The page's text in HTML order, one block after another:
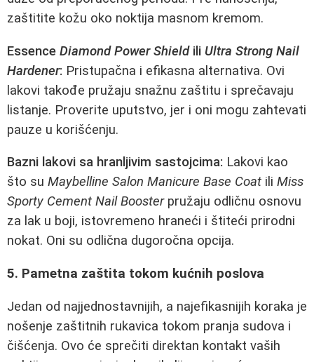
zaštitite kožu oko noktija masnom kremom.
Essence Diamond Power Shieldili Ultra Strong Nail
Hardener: Pristupačna i efikasna alternativa. Ovi
lakovi takođe pružaju snažnu zaštitu i sprečavaju
listanje. Proverite uputstvo, jer i oni mogu zahtevati
pauze u korišćenju.
Bazni lakovi sa hranljivim sastojcima: Lakovi kao
što su Maybelline Salon Manicure Base Coat ili Miss
Sporty Cement Nail Boosterpružaju odličnu osnovu
za lak u boji, istovremeno hraneći i štiteći prirodni
nokat. Oni su odlična dugoročna opcija.
5. Pametna zaštita tokom kućnih poslova
Jedan od najjednostavnijih, a najefikasnijih koraka je
nošenje zaštitnih rukavica tokom pranja sudova i
čišćenja. Ovo će sprečiti direktan kontakt vaših